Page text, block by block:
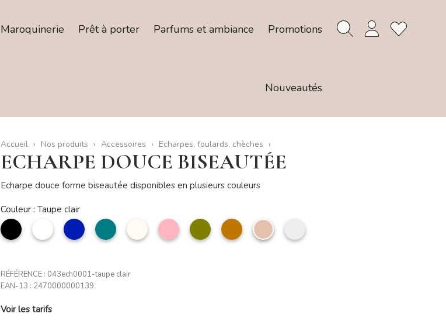
Maroquinerie Prêt à porter Parfums et ambiance Promotions
Nouveautés
Accueil Nos produits Accessoires Echarpes, foulards, chèches
ECHARPE DOUCE BISEAUTÉE
Echarpe douce forme biseautée disponibles en plusieurs couleurs
Couleur : Taupe clair
noir Blanc marine pétrole Beige
Rose
clair
Vert
olive
camel
Taupe
clair
GRIS
CLAIR
RÉFÉRENCE : 043ech0001-taupe clair
EAN-13 : 2470000000139
Voir les tarifs